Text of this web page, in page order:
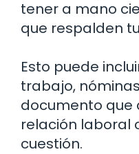
tener a mano
que respalden
Esto puede
trabajo,
documento que
relación laboral
cuestión.